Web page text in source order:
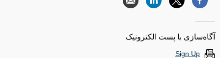
آگاه‌سازی با پست الکترونیک
Sign Up